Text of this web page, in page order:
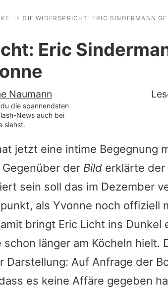
Royals
Stars
Familie & Liebe
Alle Themen auf Promiflash
App runterladen
Team
Redaktionelle Richtlinien
Impressum
Datenschutzerklärung
SIE WIDERSPRICHT: ERIC SINDERMANN
Eric
Naumann
die spannendsten
News auch bei
siehst.
jetzt eine intime Begegnung
der Bild erklärte der
sein soll das im Dezember
als Yvonne noch offiziell
bringt Eric Licht ins Dunkel
länger am Köcheln hielt.
Auf Anfrage der
es keine Affäre gegeben